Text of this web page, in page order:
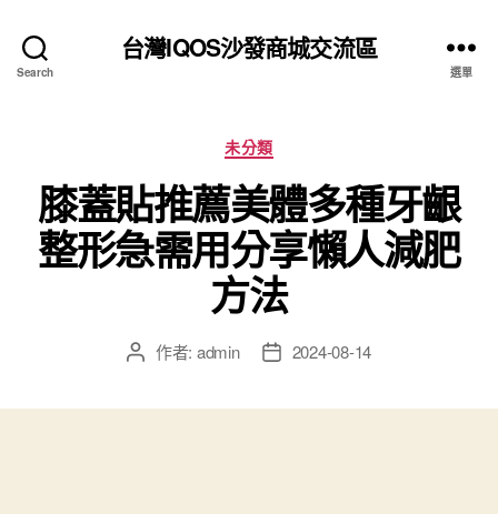
Search
台灣IQOS沙發商城交流區
選單
分
類
未分類
膝蓋貼推薦美體多種牙齦
整形急需用分享懶人減肥
方法
文 作者: admin
文 2024-08-14